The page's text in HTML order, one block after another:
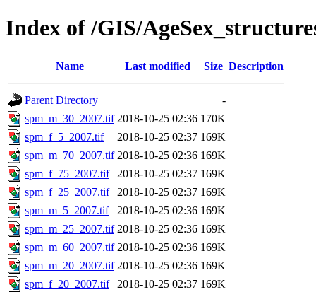
Index of /GIS/
Name Last modified Size Description
Parent Directory
-
spm_m_30_2007.tif 2018-10-25 02:36 170K
spm_f_5_2007.tif
2018-10-25 02:37 169K
spm_m_70_2007.tif 2018-10-25 02:36 169K
spm_f_75_2007.tif
2018-10-25 02:37 169K
spm_f_25_2007.tif
2018-10-25 02:37 169K
spm_m_5_2007.tif
2018-10-25 02:36 169K
spm_m_25_2007.tif 2018-10-25 02:36 169K
spm_m_60_2007.tif 2018-10-25 02:36 169K
spm_m_20_2007.tif 2018-10-25 02:36 169K
spm_f_20_2007.tif
2018-10-25 02:37 169K